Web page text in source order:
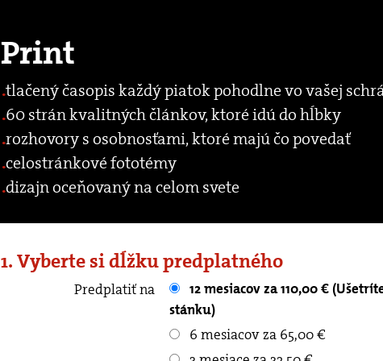
Print
tlačený časopis každý piatok pohodlne vo vašej
60 strán kvalitných článkov, ktoré idú do hĺbky
rozhovory s osobnosťami, ktoré majú čo povedať
celostránkové fototémy
dizajn oceňovaný na celom svete
1. Vyberte si dĺžku predplatného
Predplatiť na
12 mesiacov za 110,00 € (Ušetríte až 90.40 € oproti kupovaniu v
stánku)
6 mesiacov za 65,00 €